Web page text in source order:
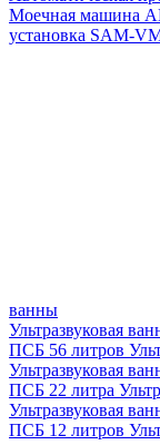
Моечная машина
установка SAM-
ванны
Ультразвуковая
ПСБ 56 литров
Ультразвуковая
ПСБ 22 литра
Ультразвуковая
ПСБ 12 литров